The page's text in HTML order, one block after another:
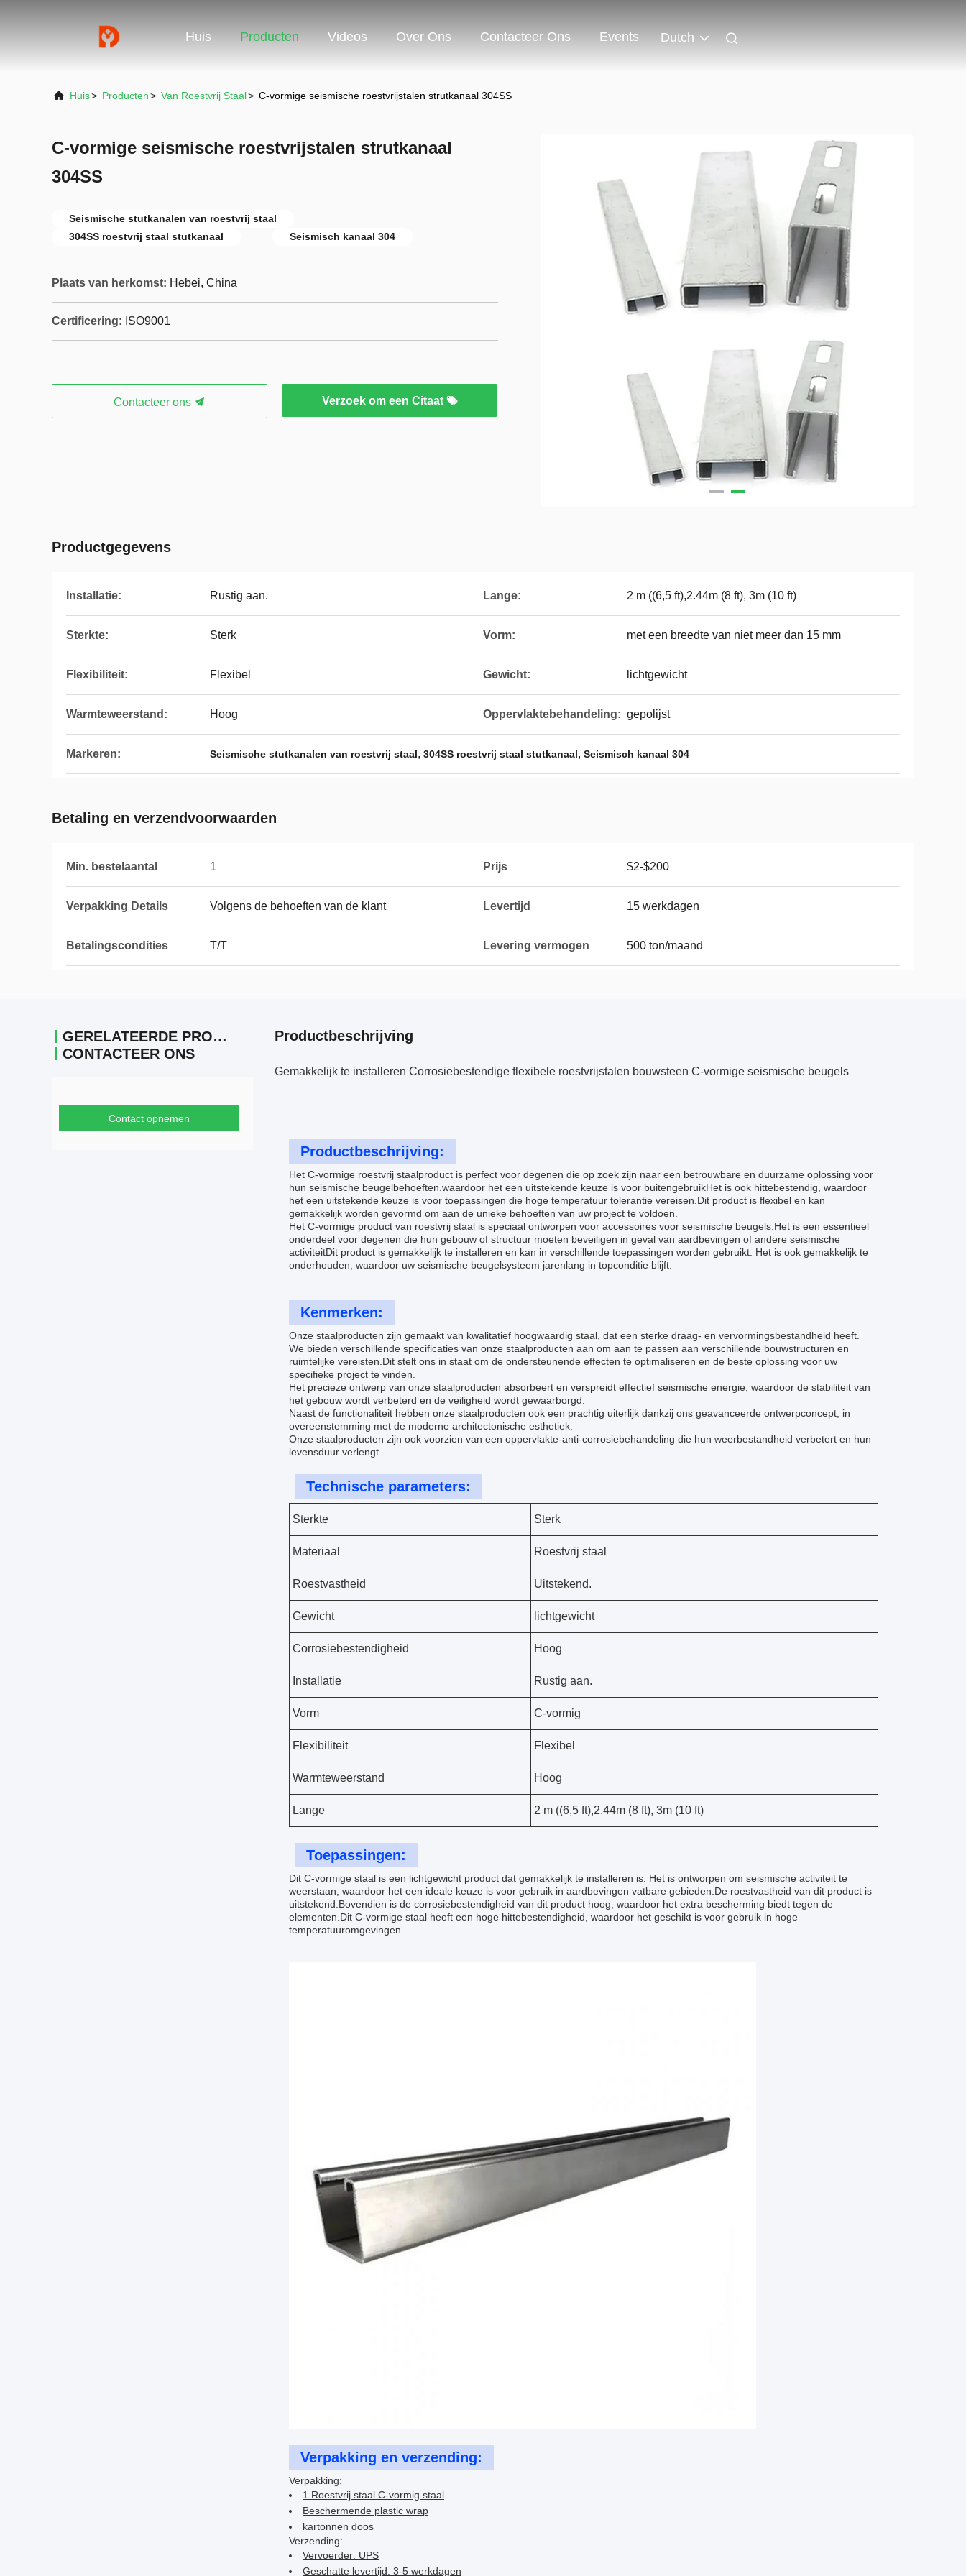
Huis Producten Videos Over Ons Contacteer Ons Events Dutch
Huis> Producten> Van Roestvrij Staal> C-vormige seismische roestvrijstalen strutkanaal 304SS
C-vormige seismische roestvrijstalen strutkanaal
304SS
Seismische stutkanalen van roestvrij staal
304SS roestvrij staal stutkanaal
Seismisch kanaal 304
Plaats van herkomst: Hebei, China
Certificering: ISO9001
Contacteer ons Verzoek om een Citaat
Productgegevens
Installatie: Rustig aan. Lange: 2 m ((6,5 ft),2.44m (8 ft), 3m (10 ft)
Sterkte: Sterk Vorm: met een breedte van niet meer dan 15 mm
Flexibiliteit: Flexibel Gewicht: lichtgewicht
Warmteweerstand: Hoog Oppervlaktebehandeling: gepolijst
Markeren: Seismische stutkanalen van roestvrij staal, 304SS roestvrij staal stutkanaal, Seismisch kanaal 304
Betaling en verzendvoorwaarden
Min. bestelaantal 1 Prijs $2-$200
Verpakking Details Volgens de behoeften van de klant Levertijd 15 werkdagen
Betalingscondities T/T Levering vermogen 500 ton/maand
GERELATEERDE PRODUCTEN
CONTACTEER ONS
Contact opnemen
Productbeschrijving
Gemakkelijk te installeren Corrosiebestendige flexibele roestvrijstalen bouwsteen C-vormige seismische beugels
Productbeschrijving:
Het C-vormige roestvrij staalproduct is perfect voor degenen die op zoek zijn naar een betrouwbare en duurzame oplossing voor
hun seismische beugelbehoeften.waardoor het een uitstekende keuze is voor buitengebruikHet is ook hittebestendig, waardoor
het een uitstekende keuze is voor toepassingen die hoge temperatuur tolerantie vereisen.Dit product is flexibel en kan
gemakkelijk worden gevormd om aan de unieke behoeften van uw project te voldoen.
Het C-vormige product van roestvrij staal is speciaal ontworpen voor accessoires voor seismische beugels.Het is een essentieel
onderdeel voor degenen die hun gebouw of structuur moeten beveiligen in geval van aardbevingen of andere seismische
activiteitDit product is gemakkelijk te installeren en kan in verschillende toepassingen worden gebruikt. Het is ook gemakkelijk te
onderhouden, waardoor uw seismische beugelsysteem jarenlang in topconditie blijft.
Kenmerken:
Onze staalproducten zijn gemaakt van kwalitatief hoogwaardig staal, dat een sterke draag- en vervormingsbestandheid heeft.
We bieden verschillende specificaties van onze staalproducten aan om aan te passen aan verschillende bouwstructuren en
ruimtelijke vereisten.Dit stelt ons in staat om de ondersteunende effecten te optimaliseren en de beste oplossing voor uw
specifieke project te vinden.
Het precieze ontwerp van onze staalproducten absorbeert en verspreidt effectief seismische energie, waardoor de stabiliteit van
het gebouw wordt verbeterd en de veiligheid wordt gewaarborgd.
Naast de functionaliteit hebben onze staalproducten ook een prachtig uiterlijk dankzij ons geavanceerde ontwerpconcept, in
overeenstemming met de moderne architectonische esthetiek.
Onze staalproducten zijn ook voorzien van een oppervlakte-anti-corrosiebehandeling die hun weerbestandheid verbetert en hun
levensduur verlengt.
Technische parameters:
Sterkte Sterk
Materiaal Roestvrij staal
Roestvastheid Uitstekend.
Gewicht lichtgewicht
Corrosiebestendigheid Hoog
Installatie Rustig aan.
Vorm C-vormig
Flexibiliteit Flexibel
Warmteweerstand Hoog
Lange 2 m ((6,5 ft),2.44m (8 ft), 3m (10 ft)
Toepassingen:
Dit C-vormige staal is een lichtgewicht product dat gemakkelijk te installeren is. Het is ontworpen om seismische activiteit te
weerstaan, waardoor het een ideale keuze is voor gebruik in aardbevingen vatbare gebieden.De roestvastheid van dit product is
uitstekend.Bovendien is de corrosiebestendigheid van dit product hoog, waardoor het extra bescherming biedt tegen de
elementen.Dit C-vormige staal heeft een hoge hittebestendigheid, waardoor het geschikt is voor gebruik in hoge
temperatuuromgevingen.
Verpakking en verzending:
Verpakking:
1 Roestvrij staal C-vormig staal
Beschermende plastic wrap
kartonnen doos
Verzending:
Vervoerder: UPS
Geschatte levertijd: 3-5 werkdagen